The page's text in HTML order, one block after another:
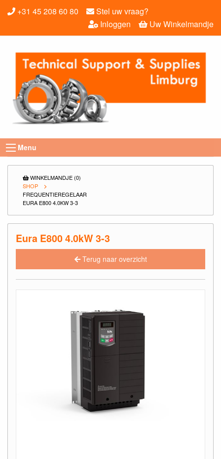
+31 45 208 60 80
Stel uw vraag?
Uw Winkelmandje
Inloggen
Menu
WINKELMANDJE (0)
SHOP
FREQUENTIEREGELAAR
EURA E800 4.0KW 3-3
Eura E800 4.0kW 3-3
Terug naar overzicht